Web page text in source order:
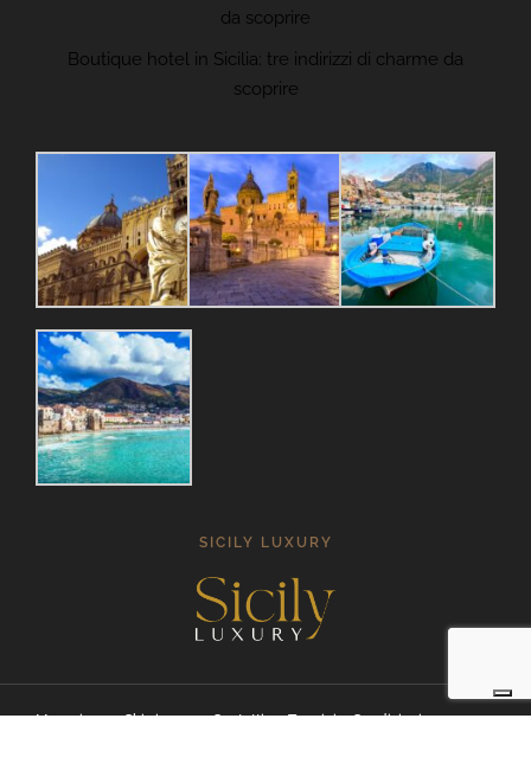
da scoprire
Boutique hotel in Sicilia: tre indirizzi di charme da
scoprire
SICILY LUXURY
Magazine Chi siamo Contatti Termini e Condizioni